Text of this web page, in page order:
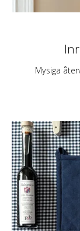
Mysiga